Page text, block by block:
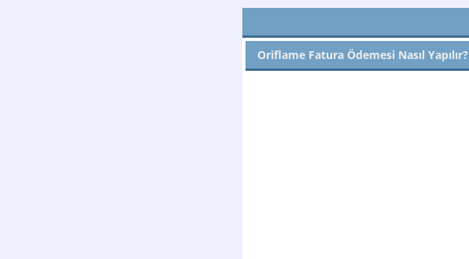
Oriflame Fatura Ödemesi Nasıl Yapılır?